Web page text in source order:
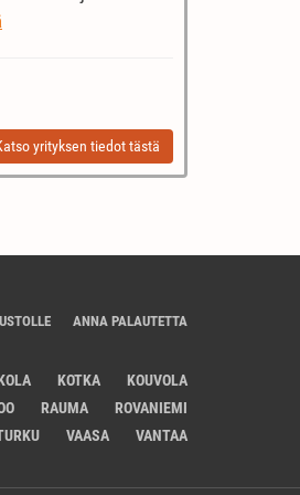
yrityksen tiedot tästä
ANNA PALAUTETTA
KOTKA
KOUVOLA
RAUMA
ROVANIEMI
VAASA VANTAA